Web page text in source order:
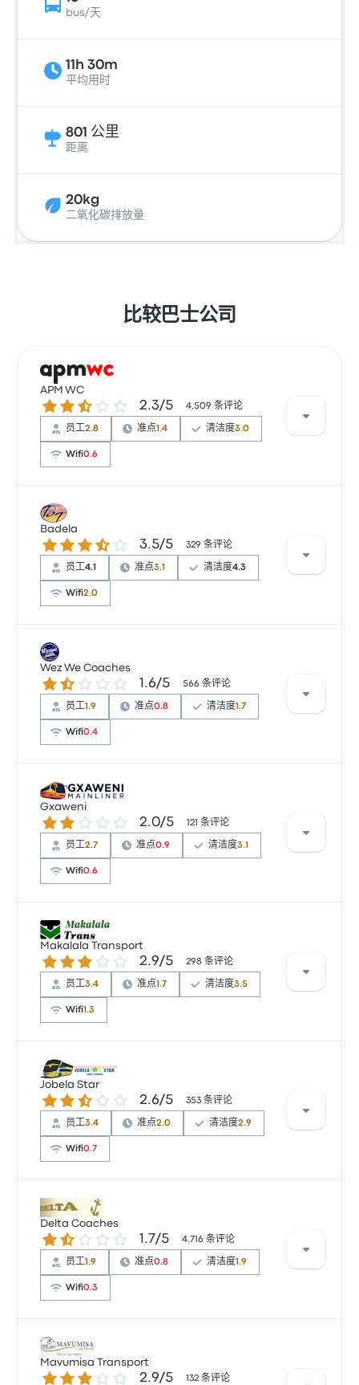
bus/天
11h 30m
平均用时
801 公里
距离
20kg
二氧化碳排放量
比较巴士公司
APM WC
2.3 / 5 星 2.3/5 4,509 条评论
员工2.8 准点1.4 清洁度3.0
Wifi0.6
根据 20 条评论，APM WC 提供的本行程被评为 2.4 颗
星。旅客对 车票资源 和 员工 特别满意，但也有旅客抱
怨 无线上网。 APM WC 在此路线提供的票价为 ¥160 起
Badela
3.5 / 5 星 3.5/5 329 条评论
员工4.1 准点3.1 清洁度4.3
Wifi2.0
根据 329 条评论，该公司在 Busbud 上被评为 3.5 颗
星。旅客对 车票资源 和 出发地点 特别满意，但对 无线
上网 经常有所抱怨。 Badela 在此路线提供的票价为
¥300 起
Wez We Coaches
1.6 / 5 星 1.6/5 566 条评论
员工1.9 准点0.8 清洁度1.7
Wifi0.4
根据 566 条评论，该公司在 Busbud 上被评为 1.6 颗星。
旅客对 车票资源 和 电源插座 特别满意，但对 无线上网
经常有所抱怨。 Wez We Coaches 在此路线提供的票价
为 ¥245 起
Gxaweni
2.0 / 5 星 2.0/5 121 条评论
员工2.7 准点0.9 清洁度3.1
Wifi0.6
根据 121 条评论，该公司在 Busbud 上被评为 2 颗星。旅
客对 车票资源 和 清洁度 特别满意，但对 无线上网 经常
有所抱怨。 Gxaweni 在此路线提供的票价为 ¥194 起
Makalala Transport
2.9 / 5 星 2.9/5 298 条评论
员工3.4 准点1.7 清洁度3.5
Wifi1.3
根据 298 条评论，该公司在 Busbud 上被评为 2.9 颗
星。旅客对 车票资源 和 清洁度 特别满意，但对 无线上
网 经常有所抱怨。 Makalala Transport 在此路线提供
的票价为 ¥245 起
Jobela Star
2.6 / 5 星 2.6/5 353 条评论
员工3.4 准点2.0 清洁度2.9
Wifi0.7
根据 353 条评论，该公司在 Busbud 上被评为 2.6 颗
星。旅客对 车票资源 和 员工 特别满意，但对 无线上网
经常有所抱怨。 Jobela Star 在此路线提供的票价为
¥212 起
Delta Coaches
1.7 / 5 星 1.7/5 4,716 条评论
员工1.9 准点0.8 清洁度1.9
Wifi0.3
根据 12 条评论，Delta Coaches 提供的本行程被评为 2
颗星。旅客对 车票资源 和 电源插座 特别满意，但也有
旅客抱怨 无线上网。 Delta Coaches 在此路线提供的票
Mavumisa Transport
2.9 / 5 星 2.9/5 132 条评论